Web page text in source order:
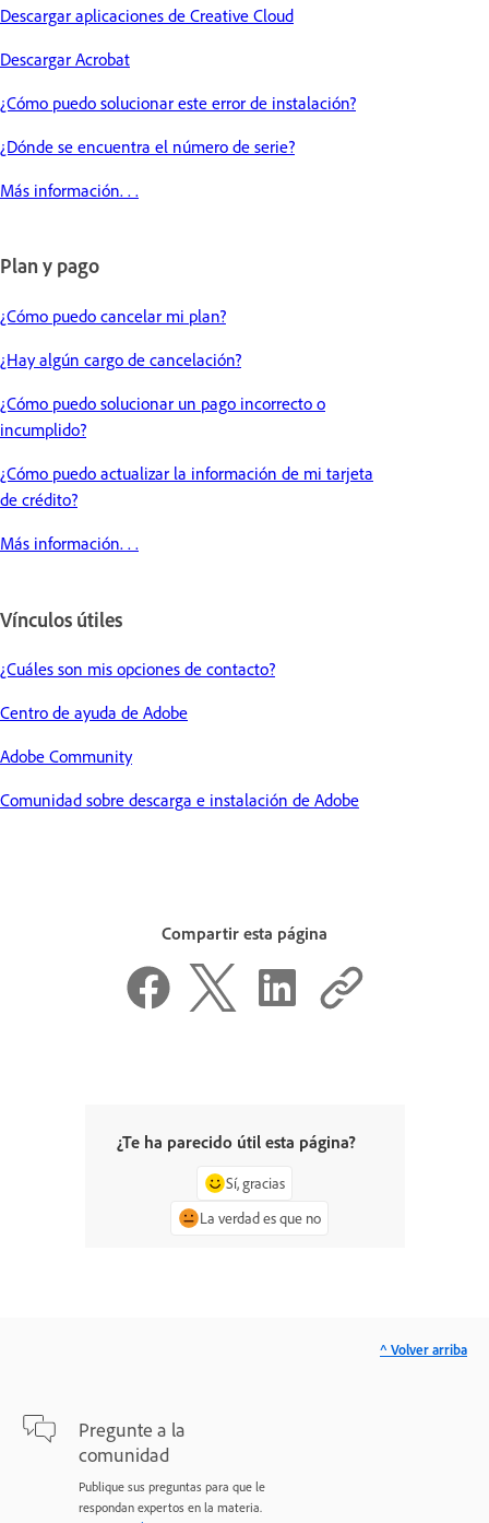
Descargar aplicaciones de Creative Cloud
Descargar Acrobat
¿Cómo puedo solucionar este error de instalación?
¿Dónde se encuentra el número de serie?
Más información. . .
Plan y pago
¿Cómo puedo cancelar mi plan?
¿Hay algún cargo de cancelación?
¿Cómo puedo solucionar un pago incorrecto o
incumplido?
¿Cómo puedo actualizar la información de mi tarjeta
de crédito?
Más información. . .
Vínculos útiles
¿Cuáles son mis opciones de contacto?
Centro de ayuda de Adobe
Adobe Community
Comunidad sobre descarga e instalación de Adobe
Compartir esta página
¿Te ha parecido útil esta página?
Sí, gracias
La verdad es que no
Pregunte a la
comunidad
Publique sus preguntas para que le
respondan expertos en la materia.
^ Volver arriba